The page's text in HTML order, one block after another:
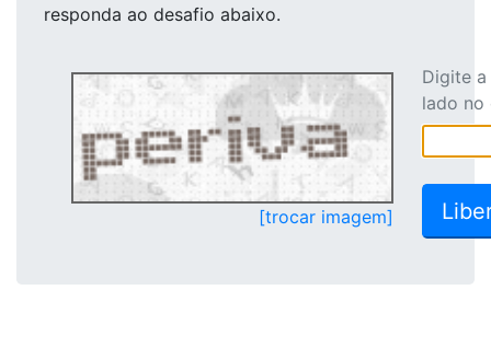
responda ao desafio abaixo.
[trocar imagem]
Digite
lado no